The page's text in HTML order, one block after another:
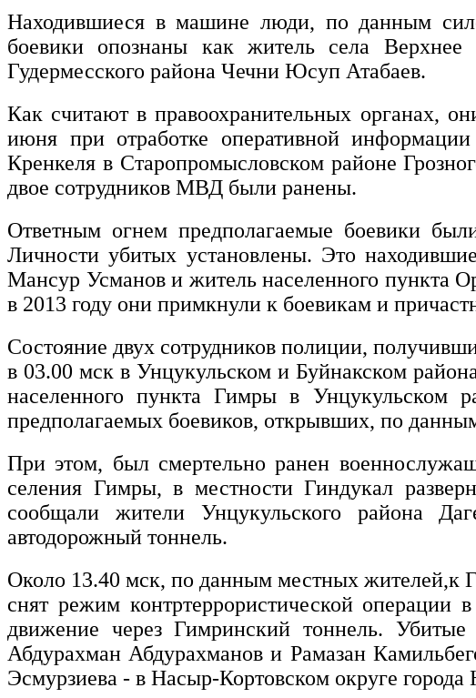
Находившиеся в машине люди, по данным
боевики опознаны как житель села
Гудермесского района Чечни Юсуп Атабаев.
Как считают в правоохранительных органах,
июня при отработке оперативной
Кренкеля в Старопромысловском районе
двое сотрудников МВД были ранены.
Ответным огнем предполагаемые боевики
Личности убитых установлены. Это
Мансур Усманов и житель населенного пункта
в 2013 году они примкнули к боевикам и
Состояние двух сотрудников полиции,
в 03.00 мск в Унцукульском и Буйнакском
населенного пункта Гимры в Унцукульском
предполагаемых боевиков, открывших, по
При этом, был смертельно ранен
селения Гимры, в местности Гиндукал
сообщали жители Унцукульского района
автодорожный тоннель.
Около 13.40 мск, по данным местных жителей,к
снят режим контртеррористической операции
движение через Гимринский тоннель.
Абдурахман Абдурахманов и Рамазан
Эсмурзиева - в Насыр-Кортовском округе